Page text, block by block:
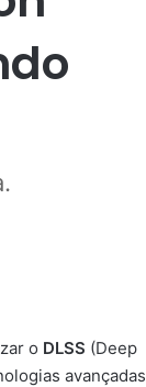
o DLSS (Deep
avançadas